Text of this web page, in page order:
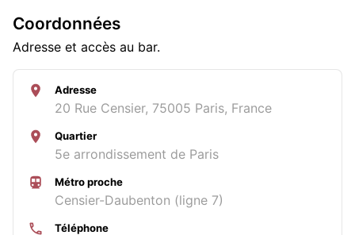
Coordonnées
Adresse et accès au bar.
Adresse
20 Rue Censier, 75005 Paris, France
Quartier
5e arrondissement de Paris
Métro proche
Censier-Daubenton (ligne 7)
Téléphone